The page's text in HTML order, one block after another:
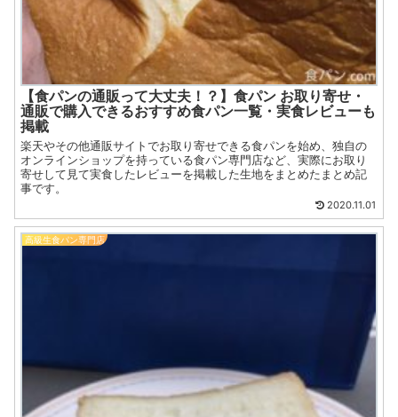
【食パンの通販って大丈夫！？】食パン お取り寄せ・
通販で購入できるおすすめ食パン一覧・実食レビューも
掲載
楽天やその他通販サイトでお取り寄せできる食パンを始め、独自の
オンラインショップを持っている食パン専門店など、実際にお取り
寄せして見て実食したレビューを掲載した生地をまとめたまとめ記
事です。
2020.11.01
高級生食パン専門店